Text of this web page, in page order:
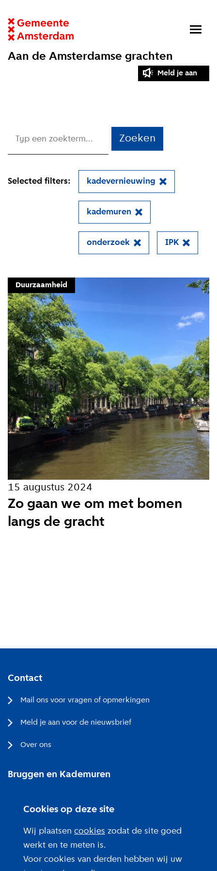
Cookies op deze site
Wij plaatsen cookies zodat de site goed
werkt en te meten is.
Voor cookies van derden hebben wij uw
Aan de Amsterdamse grachten
Meld je aan
Close
Meld je aan voor onze
update
Blijf moeiteloos op de hoogte van al het
reilen en zeilen rond de bruggen en
kademuren in Amsterdam. Meld je aan voor
onze updates en je mist geen verhaal!
E-mailadres
Hoe vaak wil je van ons horen:
Bij elk nieuw artikel
Wekelijks
Maandelijks
Zoeken
Selected filters: kadevernieuwing
kademuren
onderzoek IPK
Duurzaamheid
Zo gaan we om met bomen
langs de gracht
15 augustus 2024
Contact
Mail ons voor vragen of opmerkingen
Meld je aan voor de nieuwsbrief
Over ons
Bruggen en Kademuren